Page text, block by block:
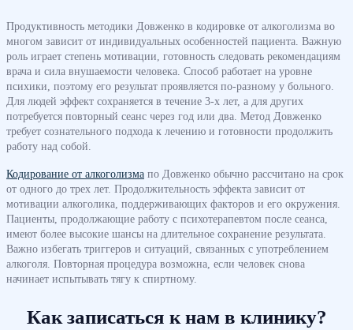
Продуктивность методики Довженко в кодировке от алкоголизма во
многом зависит от индивидуальных особенностей пациента. Важную
роль играет степень мотивации, готовность следовать рекомендациям
врача и сила внушаемости человека. Способ работает на уровне
психики, поэтому его результат проявляется по-разному у больного.
Для людей эффект сохраняется в течение 3-х лет, а для других
потребуется повторный сеанс через год или два. Метод Довженко
требует сознательного подхода к лечению и готовности продолжить
работу над собой.
Кодирование от алкоголизма по Довженко обычно рассчитано на срок
от одного до трех лет. Продолжительность эффекта зависит от
мотивации алкоголика, поддерживающих факторов и его окружения.
Пациенты, продолжающие работу с психотерапевтом после сеанса,
имеют более высокие шансы на длительное сохранение результата.
Важно избегать триггеров и ситуаций, связанных с употреблением
алкоголя. Повторная процедура возможна, если человек снова
начинает испытывать тягу к спиртному.
Как записаться к нам в клинику?